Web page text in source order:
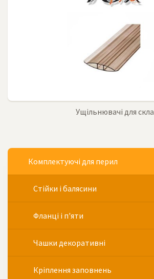
Ущільнювачі для скла
Комплектуючі для перил
Стійки і балясини
Фланці і п'яти
Чашки декоративні
Кріплення заповнень